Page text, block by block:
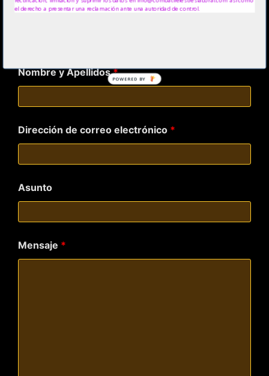
www.alexnovell.com
Nombre y Apellidos*
Dirección de correo electrónico *
Asunto
Mensaje *
el derecho a presentar una reclamación ante una autoridad de control.
POWERED BY